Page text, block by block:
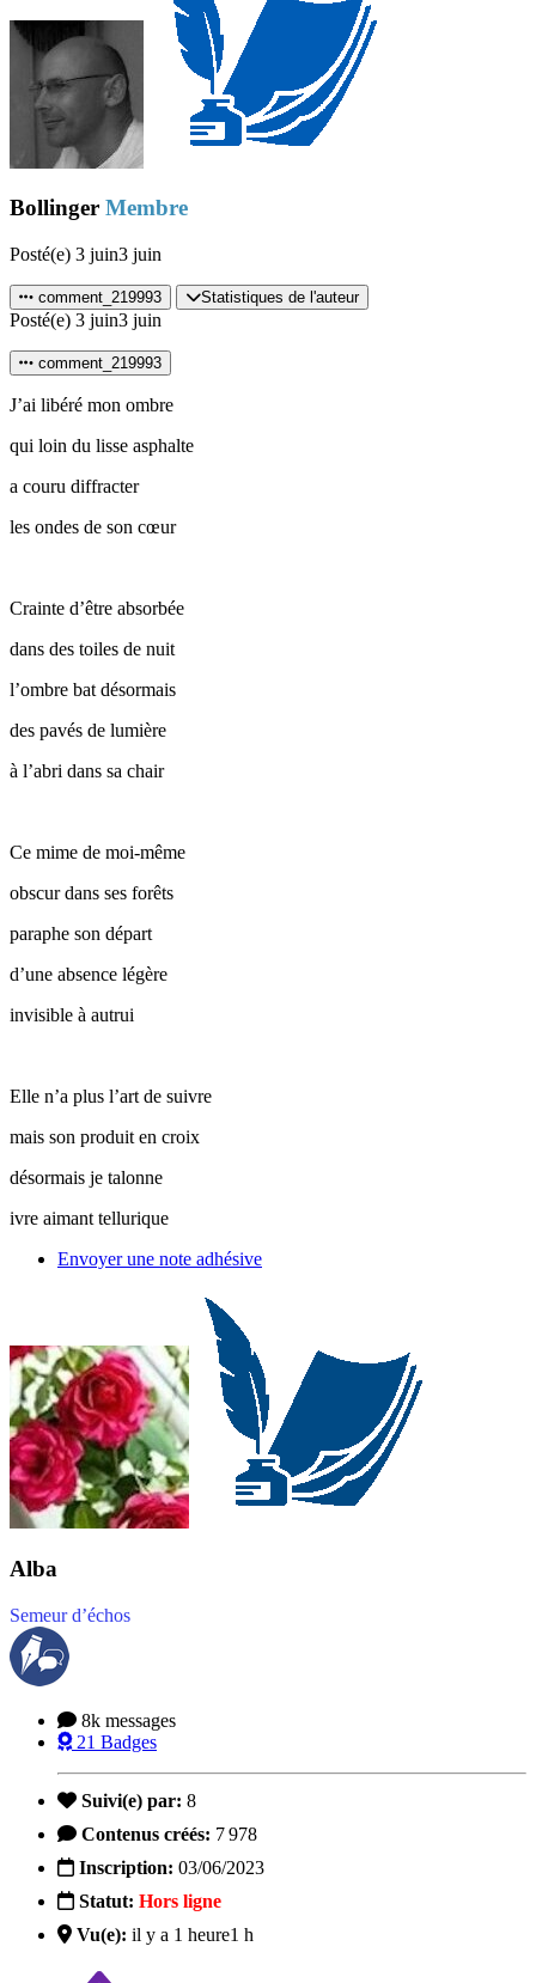
Bollinger Membre
Posté(e) 3 juin3 juin
comment_219993 Statistiques de l'auteur
Posté(e) 3 juin3 juin
comment_219993
J’ai libéré mon ombre
qui loin du lisse asphalte
a couru diffracter
les ondes de son cœur
Crainte d’être absorbée
dans des toiles de nuit
l’ombre bat désormais
des pavés de lumière
à l’abri dans sa chair
Ce mime de moi-même
obscur dans ses forêts
paraphe son départ
d’une absence légère
invisible à autrui
Elle n’a plus l’art de suivre
mais son produit en croix
désormais je talonne
ivre aimant tellurique
Envoyer une note adhésive
Alba
Semeur d’échos
8k messages
21 Badges
Suivi(e) par: 8
Contenus créés: 7 978
Inscription: 03/06/2023
Statut: Hors ligne
Vu(e): il y a 1 heure1 h